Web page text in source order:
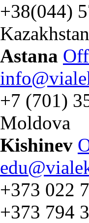
+38(044)
Kazakhstan
Astana
+7 (701)
Moldova
Kishinev
+373 022
+373 794